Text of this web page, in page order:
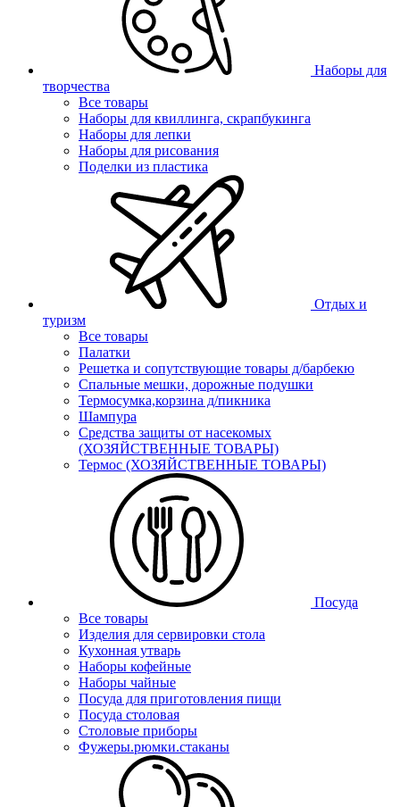
Наборы для
творчества
Все товары
Наборы для квиллинга, скрапбукинга
Наборы для лепки
Наборы для рисования
Поделки из пластика
Отдых и
туризм
Все товары
Палатки
Решетка и сопутствующие товары д/барбекю
Спальные мешки, дорожные подушки
Термосумка,корзина д/пикника
Шампура
Средства защиты от насекомых
(ХОЗЯЙСТВЕННЫЕ ТОВАРЫ)
Термос (ХОЗЯЙСТВЕННЫЕ ТОВАРЫ)
Посуда
Все товары
Изделия для сервировки стола
Кухонная утварь
Наборы кофейные
Наборы чайные
Посуда для приготовления пищи
Посуда столовая
Столовые приборы
Фужеры.рюмки.стаканы